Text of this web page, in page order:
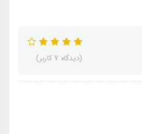
(دیدگاه 7 کاربر)